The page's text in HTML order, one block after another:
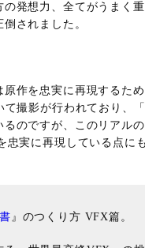
の発想力、全てがうまく
されました。
原作を忠実に再現するた
て撮影が行われており、
るのですが、このリアル
忠実に再現している点に
』のつくり方 VFX篇。